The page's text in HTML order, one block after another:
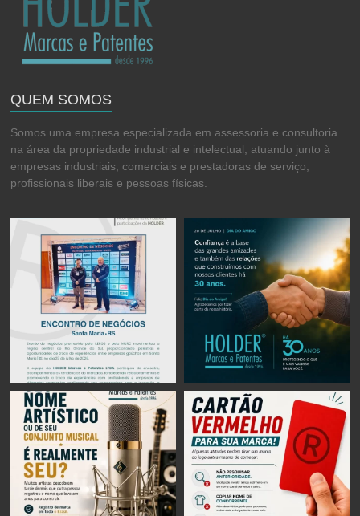
QUEM SOMOS
Somos uma empresa especializada em assessoria e consultoria
na área da propriedade industrial e intelectual, atuando junto à
empresas industriais, comerciais e prestadoras de serviço,
profissionais liberais e pessoas físicas.